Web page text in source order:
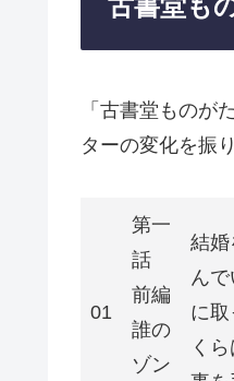
「古書堂ものが
ターの変化を振
01
第一
話
前編
誰の
ゾン
結婚
ん
に
く